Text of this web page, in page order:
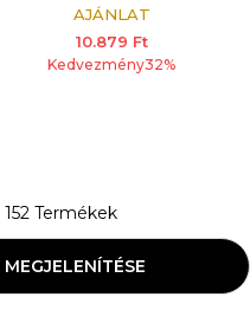
AJÁNLAT
10.879 Ft
Kedvezmény32%
152 Termékek